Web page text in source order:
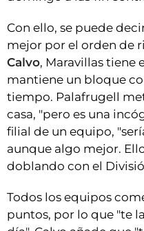
Con ello, se puede
mejor por el orden de
Calvo, Maravillas tiene
mantiene un bloque
tiempo. Palafrugell
casa, "pero es una
filial de un equipo,
aunque algo mejor.
doblando con el
Todos los equipos
puntos, por lo que "te